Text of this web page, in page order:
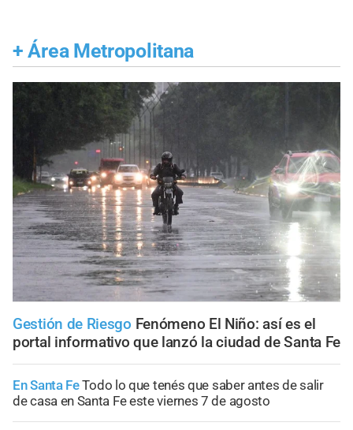
+ Área Metropolitana
Gestión de Riesgo Fenómeno El Niño: así es el
portal informativo que lanzó la ciudad de Santa Fe
En Santa FeTodo lo que tenés que saber antes de salir
de casa en Santa Fe este viernes 7 de agosto